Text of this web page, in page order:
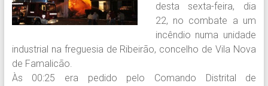
desta sexta-feira, dia
22, no combate a um
incêndio numa unidade
industrial na freguesia de Ribeirão, concelho de Vila Nova
de Famalicão.
Às 00:25 era pedido pelo Comando Distrital de